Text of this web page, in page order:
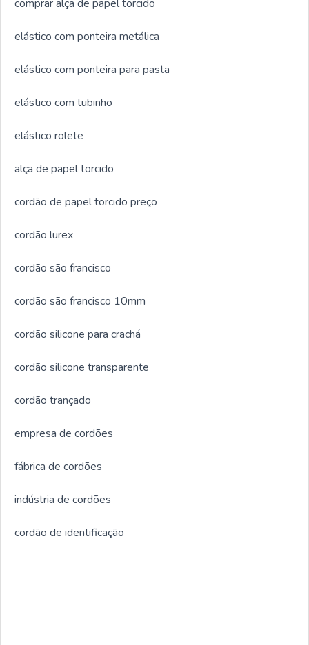
comprar alça de papel torcido
elástico com ponteira metálica
elástico com ponteira para pasta
elástico com tubinho
elástico rolete
alça de papel torcido
cordão de papel torcido preço
cordão lurex
cordão são francisco
cordão são francisco 10mm
cordão silicone para crachá
cordão silicone transparente
cordão trançado
empresa de cordões
fábrica de cordões
indústria de cordões
cordão de identificação